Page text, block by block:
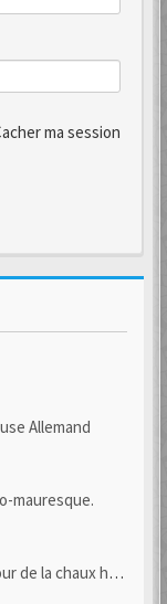
ma session
Allemand
mauresque.
chaux hydraulique